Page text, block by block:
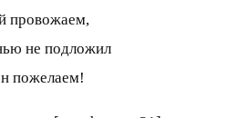
провожаем,
не подложил
пожелаем!